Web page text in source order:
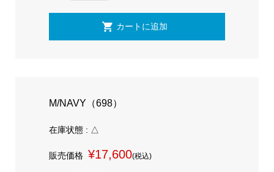
M/NAVY（698）
在庫状態 : △
販売価格 ¥17,600(税込)